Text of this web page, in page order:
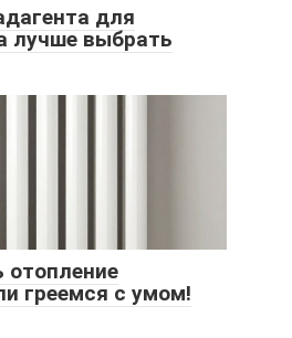
для
лучше выбрать
отопление
греемся с умом!